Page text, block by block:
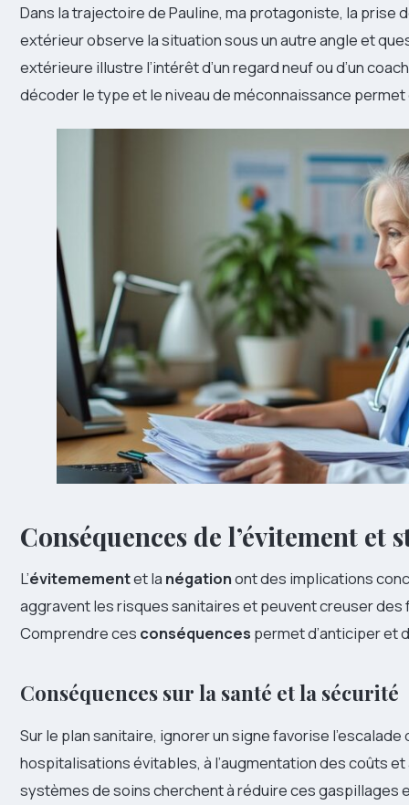
Dans la trajectoire de Pauline, ma protagoniste, la prise
extérieur observe la situation sous un autre angle et
extérieure illustre l’intérêt d’un regard neuf ou d’un
décoder le type et le niveau de méconnaissance
Conséquences de l’évitement
L’évitemementet la négationont des implications
aggravent les risques sanitaires et peuvent creuser
Comprendre ces conséquences permet d’anticiper et
Conséquences sur la santé et la sécurité
Sur le plan sanitaire, ignorer un signe favorise
hospitalisations évitables, à l’augmentation des coûts
systèmes de soins cherchent à réduire ces gaspillages